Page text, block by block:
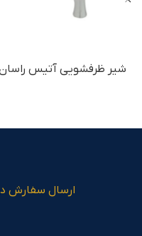
شیر ظرفشویی آتیس
ارسال سفارش